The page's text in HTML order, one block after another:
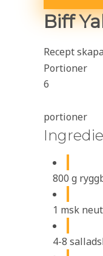
Biff
Recept
Portioner
6
portioner
800 g
1 msk
4-8